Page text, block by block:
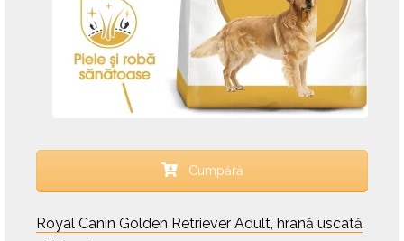
Cumpără
Royal Canin Golden Retriever Adult, hrană uscată